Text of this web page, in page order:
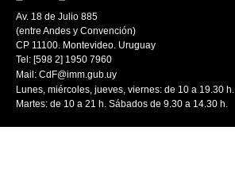
Av. 18 de Julio 885
(entre Andes y Convención)
CP 11100. Montevideo. Uruguay
Tel: [598 2] 1950 7960
Mail: CdF@imm.gub.uy
Lunes, miércoles, jueves, viernes: de 10 a 19.30 h.
Martes: de 10 a 21 h. Sábados de 9.30 a 14.30 h.